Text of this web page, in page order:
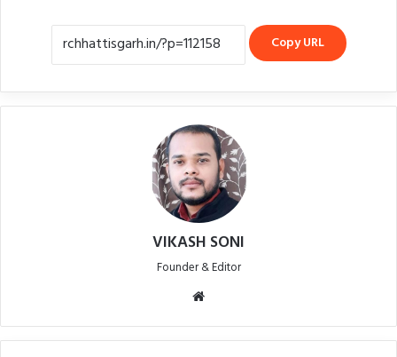
Copy URL
VIKASH SONI
Founder & Editor